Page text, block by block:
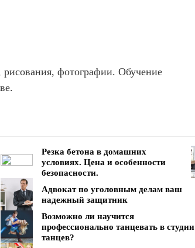
рисования, фотографии. Обучение
Резка бетона в домашних
условиях. Цена и особенности
безопасности.
Адвокат по уголовным делам ваш
надежный защитник
Возможно ли научится
профессионально танцевать в студии
танцев?